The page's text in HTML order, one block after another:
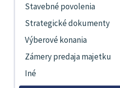
Stavebné povolenia
Strategické dokumenty
Výberové konania
Zámery predaja majetku
Iné